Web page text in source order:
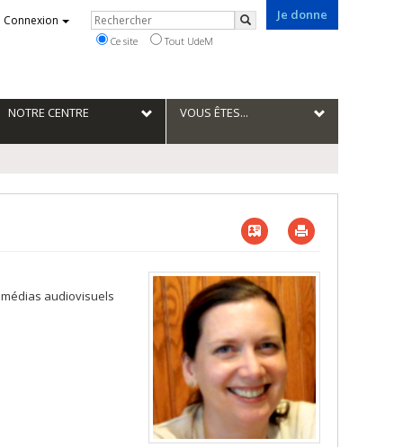
Je donne
Connexion Rechercher
Rechercher
Ce site Tout UdeM
NOTRE CENTRE VOUS ÊTES...
Vcard
audiovisuels